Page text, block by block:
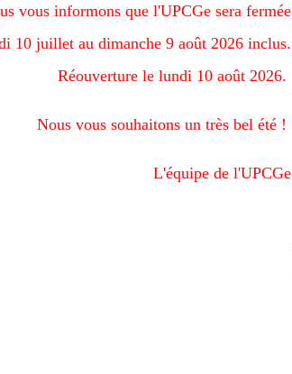
vous informons que l'UPCGe sera fermée
10 juillet au dimanche 9 août 2026 inclus.
Réouverture le lundi 10 août 2026.
Nous vous souhaitons un très bel été !
L'équipe de l'UPCGe